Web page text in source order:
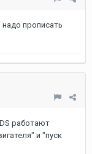
прописать
работают
и "пуск